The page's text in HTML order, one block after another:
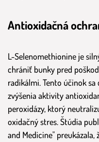
Antioxidačná
L-Selenomethionine je
chrániť bunky pred
radikálmi. Tento účinok
zvýšenia aktivity
peroxidázy, ktorý
oxidačný stres. Štúdia
and Medicine"